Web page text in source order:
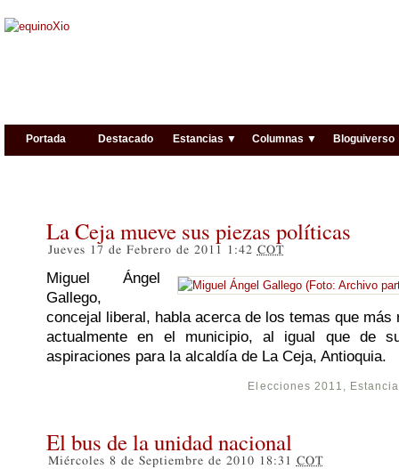
Portada Destacado Estancias ▼ Columnas ▼ Bloguiverso
La Ceja mueve sus piezas políticas
Jueves 17 de Febrero de 2011 1:42 COT
Miguel Ángel
Gallego,
concejal liberal, habla acerca de los temas que más
actualmente en el municipio, al igual que de
aspiraciones para la alcaldía de La Ceja, Antioquia.
Elecciones 2011 ,
El bus de la unidad nacional
Miércoles 8 de Septiembre de 2010 18:31 COT